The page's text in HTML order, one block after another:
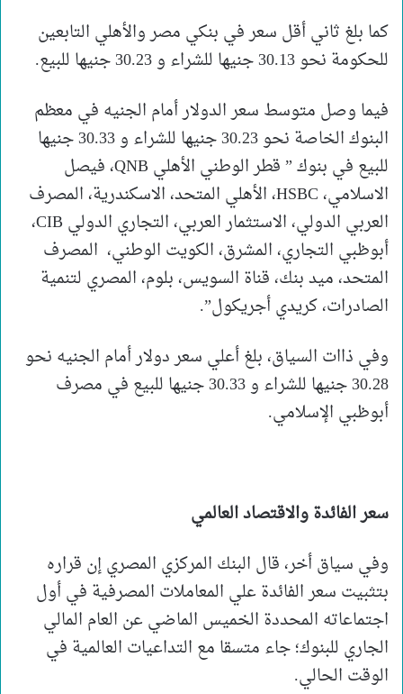
كما بلغ ثاني أقل سعر في بنكي مصر والأهلي التابعين
للحكومة نحو 30.13 جنيها للشراء و 30.23 جنيها للبيع.
فيما وصل متوسط سعر الدولار أمام الجنيه في معظم
البنوك الخاصة نحو 30.23 جنيها للشراء و 30.33 جنيها
للبيع في بنوك ” قطر الوطني الأهلي QNB، فيصل
الاسلامي، HSBC، الأهلي المتحد، الاسكندرية، المصرف
العربي الدولي، الاستثمار العربي، التجاري الدولي CIB،
أبوظبي التجاري، المشرق، الكويت الوطني، المصرف
المتحد، ميد بنك، قناة السويس، بلوم، المصري لتنمية
الصادرات، كريدي أجريكول”.
وفي ذاات السياق، بلغ أعلي سعر دولار أمام الجنيه نحو
30.28 جنيها للشراء و 30.33 جنيها للبيع في مصرف
أبوظبي الإسلامي.
سعر الفائدة والاقتصاد العالمي
وفي سياق أخر، قال البنك المركزي المصري إن قراره
بتثبيت سعر الفائدة علي المعاملات المصرفية في أول
اجتماعاته المحددة الخميس الماضي عن العام المالي
الجاري للبنوك؛ جاء متسقا مع التداعيات العالمية في
الوقت الحالي.